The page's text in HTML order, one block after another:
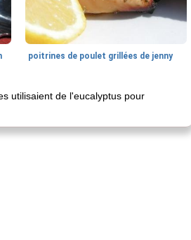
poitrines de poulet grillées de jenny
utilisaient de l'eucalyptus pour